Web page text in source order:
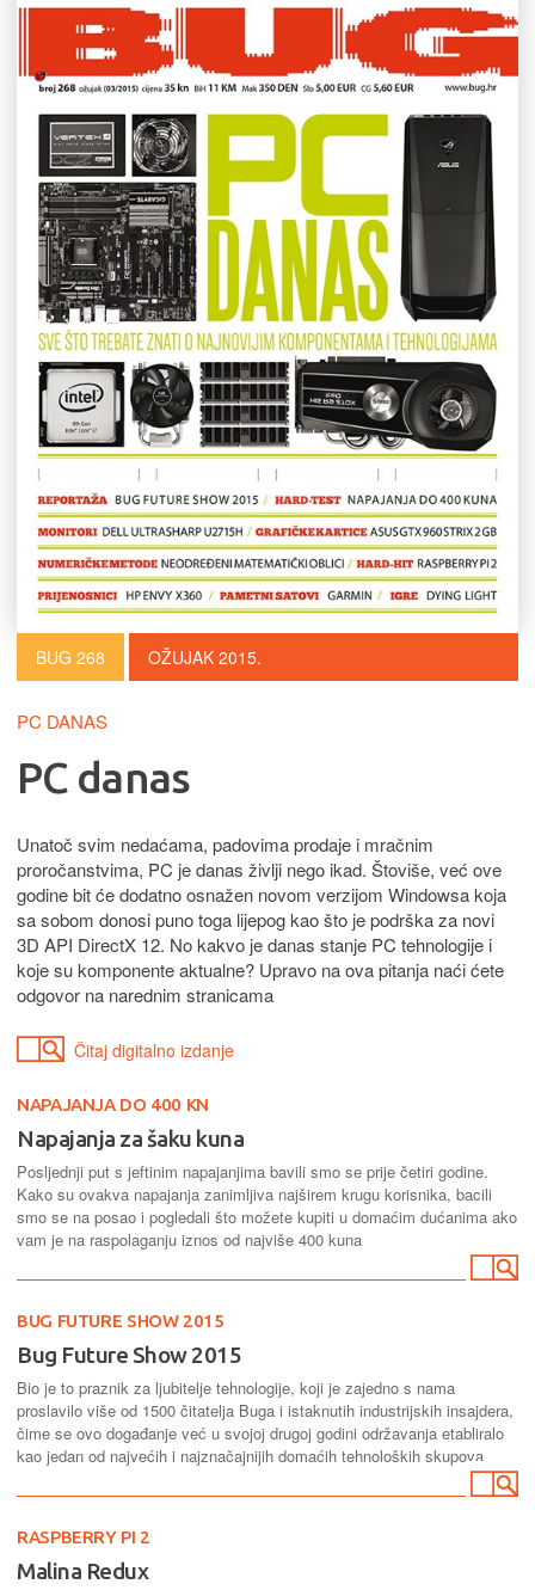
BUG 268 OŽUJAK 2015.
PC DANAS
PC danas
Unatoč svim nedaćama, padovima prodaje i mračnim
proročanstvima, PC je danas življi nego ikad. Štoviše, već ove
godine bit će dodatno osnažen novom verzijom Windowsa koja
sa sobom donosi puno toga lijepog kao što je podrška za novi
3D API DirectX 12. No kakvo je danas stanje PC tehnologije i
koje su komponente aktualne? Upravo na ova pitanja naći ćete
odgovor na narednim stranicama
Čitaj digitalno izdanje
NAPAJANJA DO 400 KN
Napajanja za šaku kuna
Posljednji put s jeftinim napajanjima bavili smo se prije četiri godine.
Kako su ovakva napajanja zanimljiva najširem krugu korisnika, bacili
smo se na posao i pogledali što možete kupiti u domaćim dućanima ako
vam je na raspolaganju iznos od najviše 400 kuna
BUG FUTURE SHOW 2015
Bug Future Show 2015
Bio je to praznik za ljubitelje tehnologije, koji je zajedno s nama
proslavilo više od 1500 čitatelja Buga i istaknutih industrijskih insajdera,
čime se ovo događanje već u svojoj drugoj godini održavanja etabliralo
kao jedan od najvećih i najznačajnijih domaćih tehnoloških skupova
RASPBERRY PI 2
Malina Redux